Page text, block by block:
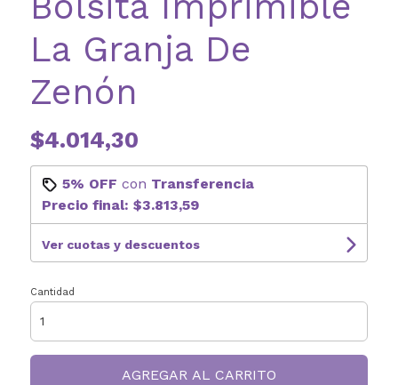
La Granja De
Zenón
$4.014,30
5% OFF con Transferencia
Precio final: $3.813,59
Ver cuotas y descuentos
Cantidad
AGREGAR AL CARRITO